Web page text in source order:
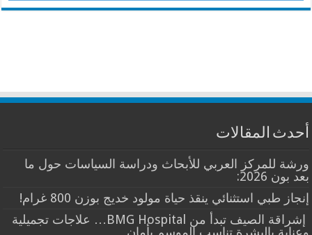
أحدث المقالات
ورشة للمركز العربي للأبحاث ودراسة السياسات حول ما
بعد بون 2026:
إنجاز طبي استثنائي ينقذ حياة مولود خديج بوزن 800 غرام!
إشراقة الصيف تبدأ من BMG Hospital… علاجات تجميلية